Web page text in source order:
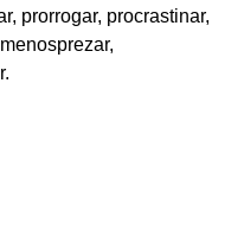
prorrogar, procrastinar,